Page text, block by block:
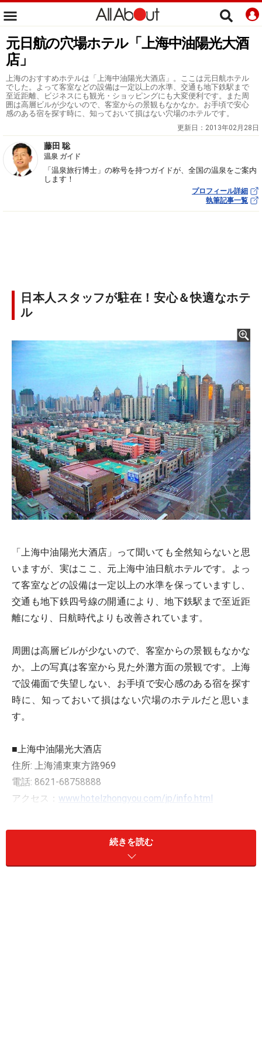
元日航の穴場ホテル「上海中油陽光大酒
店」
上海のおすすめホテルは「上海中油陽光大酒店」。ここは元日航ホテル
でした。よって客室などの設備は一定以上の水準、交通も地下鉄駅まで
至近距離、ビジネスにも観光・ショッピングにも大変便利です。また周
囲は高層ビルが少ないので、客室からの景観もなかなか。お手頃で安心
感のある宿を探す時に、知っておいて損はない穴場のホテルです。
更新日： 2013年02月28日
藤田 聡
温泉 ガイド
「温泉旅行博士」の称号を持つガイドが、全国の温泉をご案内
します！
プロフィール詳細
執筆記事一覧
日本人スタッフが駐在！安心＆快適なホテ
ル
「上海中油陽光大酒店」って聞いても全然知らないと思
いますが、実はここ、元上海中油日航ホテルです。よっ
て客室などの設備は一定以上の水準を保っていますし、
交通も地下鉄四号線の開通により、地下鉄駅まで至近距
離になり、日航時代よりも改善されています。
周囲は高層ビルが少ないので、客室からの景観もなかな
か。上の写真は客室から見た外灘方面の景観です。上海
で設備面で失望しない、お手頃で安心感のある宿を探す
時に、知っておいて損はない穴場のホテルだと思いま
す。
■上海中油陽光大酒店
住所: 上海浦東東方路969
電話: 8621-68758888
アクセス： www.hotelzhongyou.com/jp/info.html
http://www.hotelzhongyou.com/jp/reservation.html
※データは記事公開時点のものです。
続きを読む